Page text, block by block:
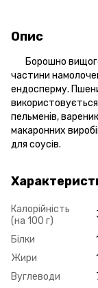
Опис
Борошно вищого
частини
ендосперму.
пельменів,
макаронних
для соусів.
Калорійність
(на 100 г)
Білки
Жири
Вуглеводи